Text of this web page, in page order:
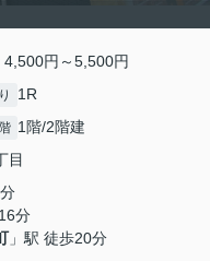
円～5,500円
1R
1階/2階建
目
分
」駅 徒歩20分